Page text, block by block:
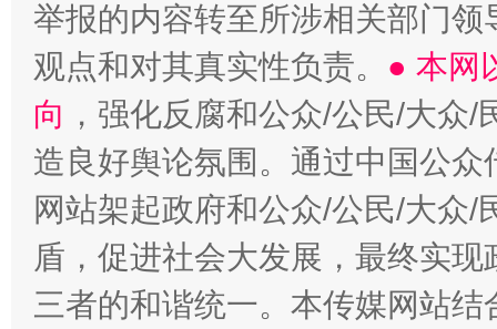
招工难、用工荒背后
举报的内容转至所涉相关部门
观点和对其真实性负责。 ● 本网
向 ，强化反腐和公众/公民/大众
造良好舆论氛围。通过中国公
网站架起政府和公众/公民/大众
盾，促进社会大发展，最终实
三者的和谐统一。本传媒网站